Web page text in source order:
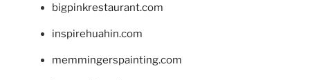
bigpinkrestaurant.com
inspirehuahin.com
memmingerspainting.com